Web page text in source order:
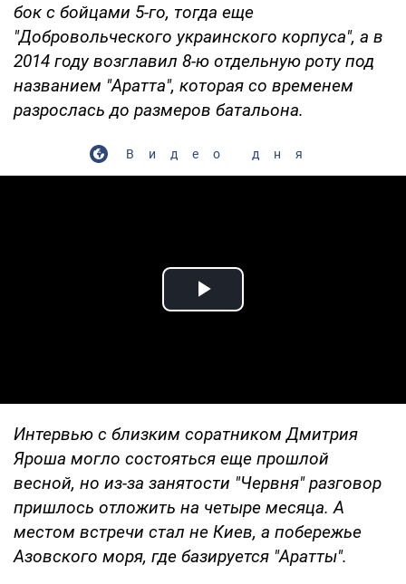
бок с бойцами 5-го, тогда еще
"Добровольческого украинского корпуса", а в
2014 году возглавил 8-ю отдельную роту под
названием "Аратта", которая со временем
разрослась до размеров батальона.
Видео дня
Play Video
Интервью с близким соратником Дмитрия
Яроша могло состояться еще прошлой
весной, но из-за занятости "Червня" разговор
пришлось отложить на четыре месяца. А
местом встречи стал не Киев, а побережье
Азовского моря, где базируется "Аратты".